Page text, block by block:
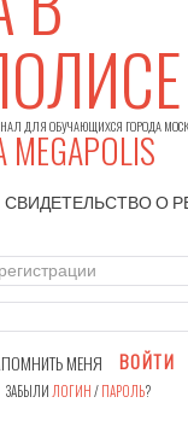
ДЛЯ ОБУЧАЮЩИХСЯ ГОРОДА
MEGAPOLIS
СВИДЕТЕЛЬСТВО О
МЕНЯ ВОЙТИ
ЗАБЫЛИ ЛОГИН/ПАРОЛЬ?